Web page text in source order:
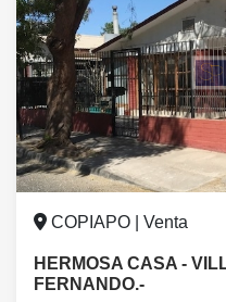
COPIAPO | Venta
HERMOSA CASA -
FERNANDO.-